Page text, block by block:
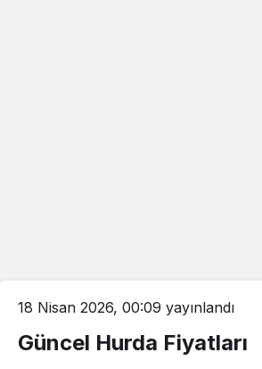
18 Nisan 2026, 00:09 yayınlandı
Güncel Hurda Fiyatları